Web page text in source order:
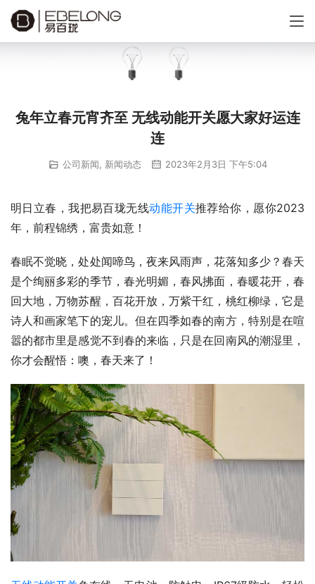
兔年立春元宵齐至 无线动能开关愿大家好运连
连
公司新闻 新闻动态 2023年2月3日 下午5:04
明日立春，我把易百珑无线动能开关推荐给你，愿你2023
年，前程锦绣，富贵如意！
春眠不觉晓，处处闻啼鸟，夜来风雨声，花落知多少？春天
是个绚丽多彩的季节，春光明媚，春风拂面，春暖花开，春
回大地，万物苏醒，百花开放，万紫干红，桃红柳绿，它是
诗人和画家笔下的宠儿。但在四季如春的南方，特别是在喧
嚣的都市里是感觉不到春的来临，只是在回南风的潮湿里，
你才会醒悟：噢，春天来了！